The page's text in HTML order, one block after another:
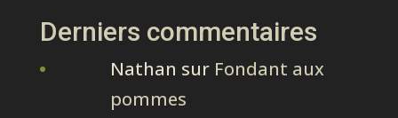
Derniers commentaires
Nathan sur Fondant aux
pommes